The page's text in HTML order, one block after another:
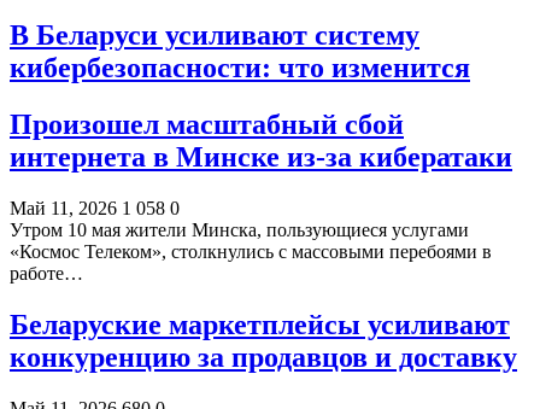
В Беларуси усиливают систему
кибербезопасности: что изменится
Произошел масштабный сбой
интернета в Минске из-за кибератаки
Май 11, 2026 1 058 0
Утром 10 мая жители Минска, пользующиеся услугами
«Космос Телеком», столкнулись с массовыми перебоями в
работе…
Беларуские маркетплейсы усиливают
конкуренцию за продавцов и доставку